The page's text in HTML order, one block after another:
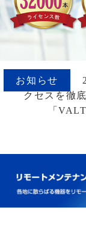
お知らせ
クセスを徹
「